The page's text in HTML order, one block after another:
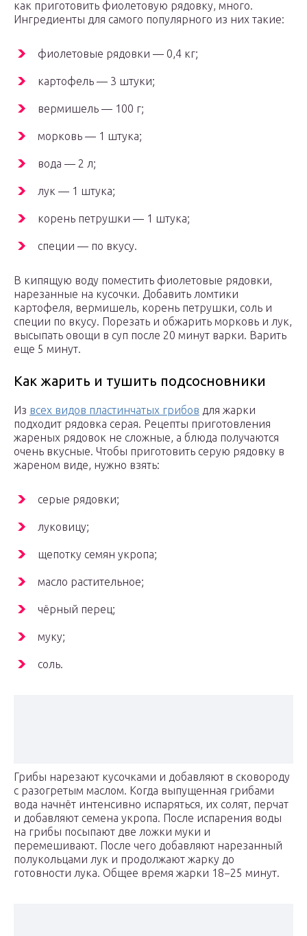
как приготовить фиолетовую рядовку, много.
Ингредиенты для самого популярного из них такие:
фиолетовые рядовки — 0,4 кг;
картофель — 3 штуки;
вермишель — 100 г;
морковь — 1 штука;
вода — 2 л;
лук — 1 штука;
корень петрушки — 1 штука;
специи — по вкусу.
В кипящую воду поместить фиолетовые рядовки,
нарезанные на кусочки. Добавить ломтики
картофеля, вермишель, корень петрушки, соль и
специи по вкусу. Порезать и обжарить морковь и лук,
высыпать овощи в суп после 20 минут варки. Варить
еще 5 минут.
Как жарить и тушить подсосновники
Из всех видов пластинчатых грибов для жарки
подходит рядовка серая. Рецепты приготовления
жареных рядовок не сложные, а блюда получаются
очень вкусные. Чтобы приготовить серую рядовку в
жареном виде, нужно взять:
серые рядовки;
луковицу;
щепотку семян укропа;
масло растительное;
чёрный перец;
муку;
соль.
Грибы нарезают кусочками и добавляют в сковороду
с разогретым маслом. Когда выпущенная грибами
вода начнёт интенсивно испаряться, их солят, перчат
и добавляют семена укропа. После испарения воды
на грибы посыпают две ложки муки и
перемешивают. После чего добавляют нарезанный
полукольцами лук и продолжают жарку до
готовности лука. Общее время жарки 18−25 минут.